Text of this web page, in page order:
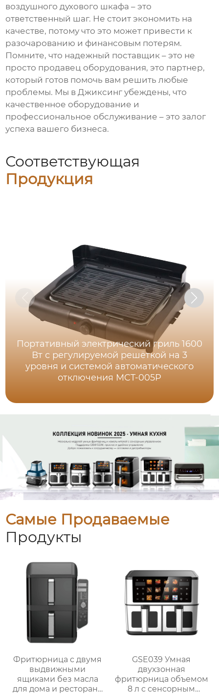
воздушного духового шкафа – это
ответственный шаг. Не стоит экономить на
качестве, потому что это может привести к
разочарованию и финансовым потерям.
Помните, что надежный поставщик – это не
просто продавец оборудования, это партнер,
который готов помочь вам решить любые
проблемы. Мы в Джиксинг убеждены, что
качественное оборудование и
профессиональное обслуживание – это залог
успеха вашего бизнеса.
Соответствующая
Продукция
Портативный электрический гриль 1600
Вт с регулируемой решёткой на 3
уровня и системой автоматического
отключения MCT-005P
Самые Продаваемые
Продукты
Фритюрница с двумя
выдвижными
ящиками без масла
для дома и ресторана
GSE039 Умная
двухзонная
фритюрница объемом
8 л с сенсорным